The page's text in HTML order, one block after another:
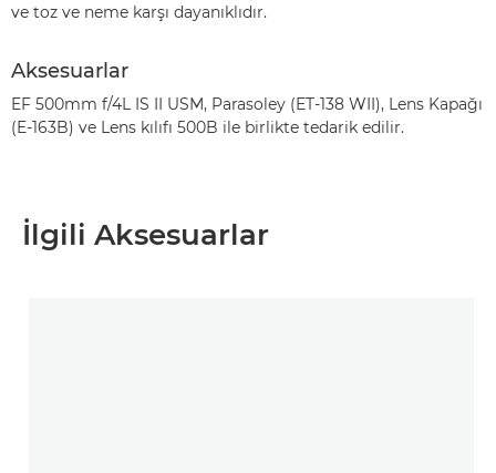
ve toz ve neme karşı dayanıklıdır.
Aksesuarlar
EF 500mm f/4L IS II USM, Parasoley (ET-138 WII), Lens Kapağı
(E-163B) ve Lens kılıfı 500B ile birlikte tedarik edilir.
İlgili Aksesuarlar